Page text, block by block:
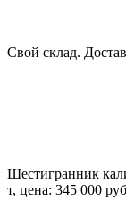
Свой склад.
Шестигранник
т, цена: 345 000